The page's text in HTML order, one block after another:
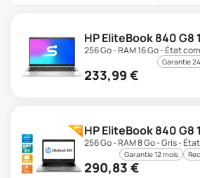
HP EliteBook 840 G8
256 Go - RAM 16 Go - État
Garantie
233,99 €
HP EliteBook 840 G8
256 Go - RAM 8 Go - Gris -
Garantie 12 mois
290,83 €